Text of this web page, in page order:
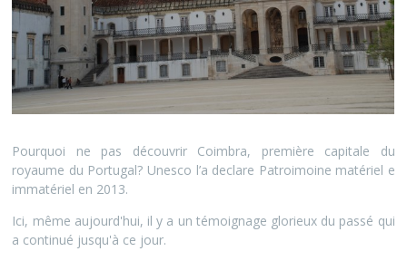
Pourquoi ne pas découvrir Coimbra, première capitale du
royaume du Portugal? Unesco l’a declare Patroimoine matériel e
immatériel en 2013.
Ici, même aujourd'hui, il y a un témoignage glorieux du passé qui
a continué jusqu'à ce jour.